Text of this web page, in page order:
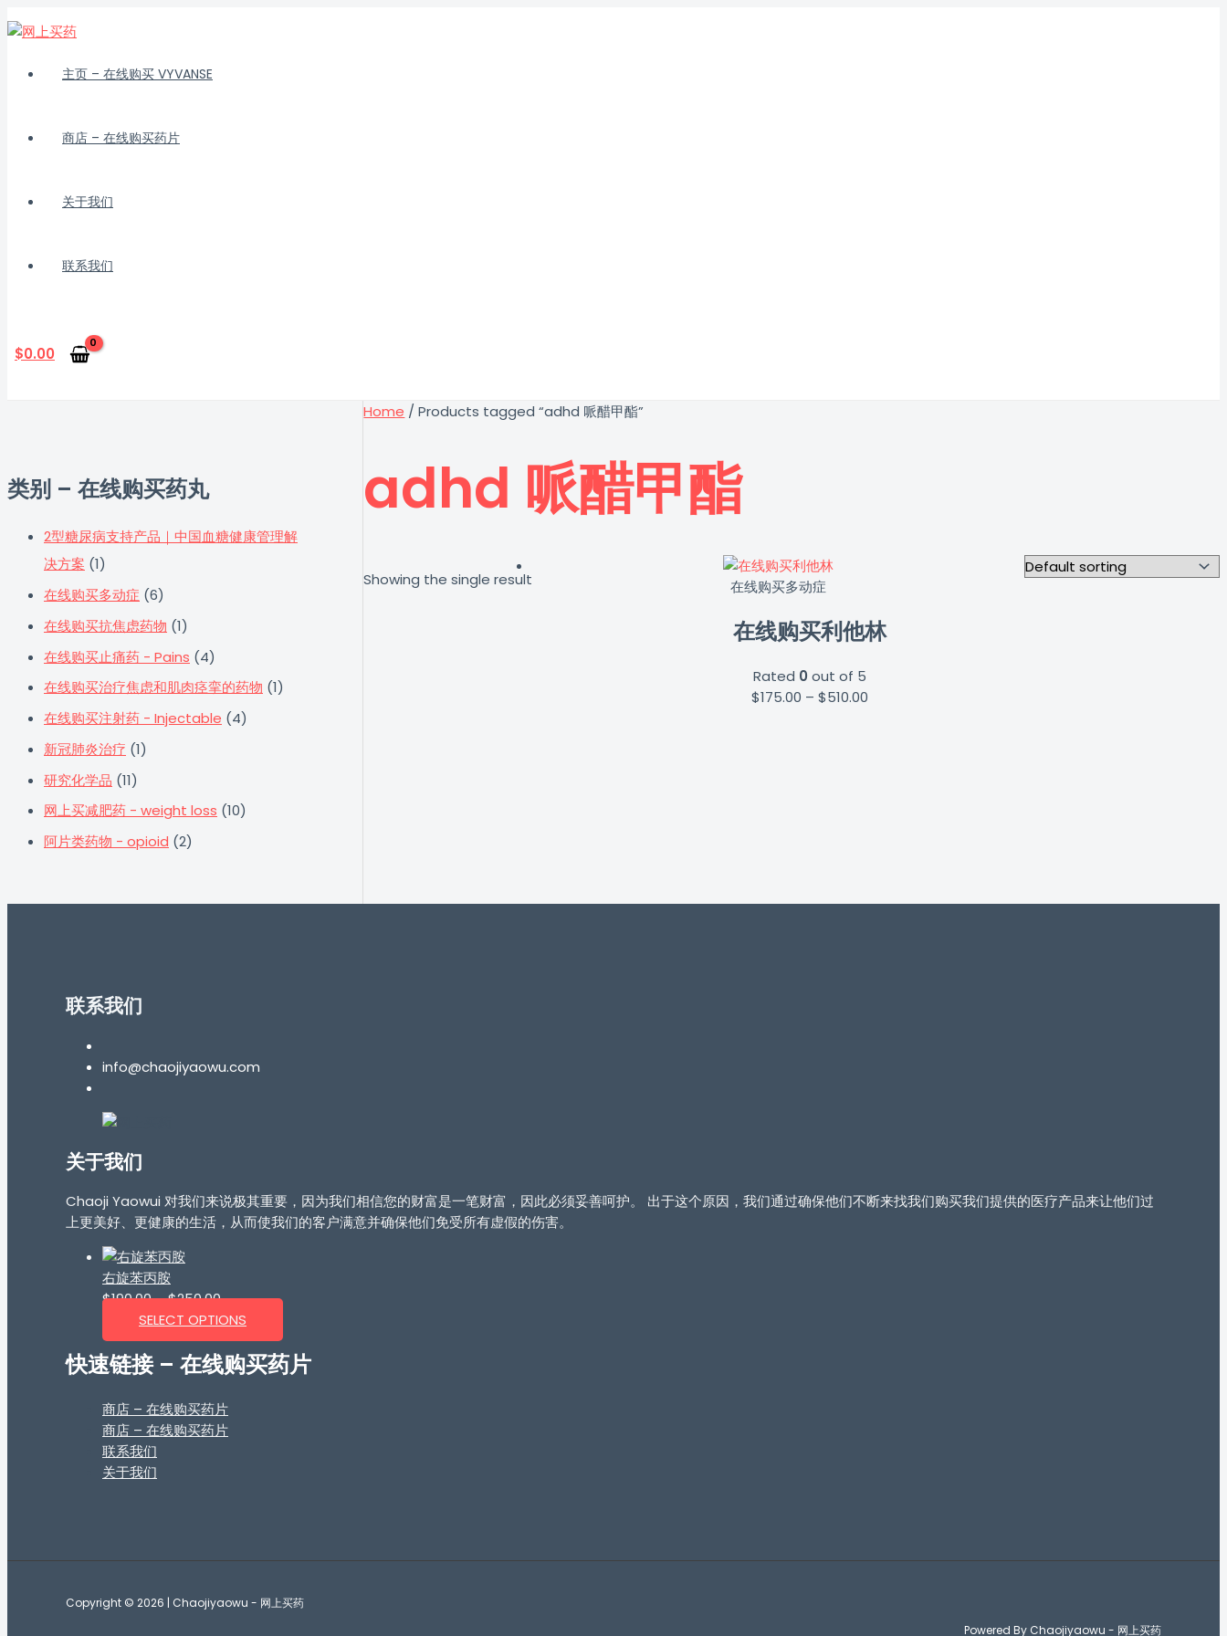
至
主页 – 在线购买 VYVANSE
商店 – 在线购买药片
关于我们
联系我们
$0.00
类别 – 在线购买药丸
2型糖尿病支持产品｜中国血糖健康管理解
决方案 (1)
在线购买多动症 (6)
在线购买抗焦虑药物 (1)
在线购买止痛药 - Pains (4)
在线购买治疗焦虑和肌肉痉挛的药物 (1)
在线购买注射药 - Injectable (4)
新冠肺炎治疗 (1)
研究化学品 (11)
网上买减肥药 - weight loss (10)
阿片类药物 - opioid (2)
Home / Products tagged “adhd 哌醋甲酯”
adhd 哌醋甲酯
Showing the single result 在线购买多动症
在线购买利他林
Rated 0 out of 5
$175.00 –$510.00
联系我们
info@chaojiyaowu.com
关于我们
Chaoji Yaowui 对我们来说极其重要，因为我们相信您的财富是一笔财富，因此必须妥善呵护。 出于这个原因，我们通过确保他们不断来找我们购买我们提供的医疗产品来让他们过
上更美好、更健康的生活，从而使我们的客户满意并确保他们免受所有虚假的伤害。
右旋苯丙胺
$190.00–$250.00
SELECT OPTIONS
快速链接 – 在线购买药片
商店 – 在线购买药片
商店 – 在线购买药片
联系我们
关于我们
Copyright © 2026 | Chaojiyaowu - 网上买药
Powered By Chaojiyaowu - 网上买药